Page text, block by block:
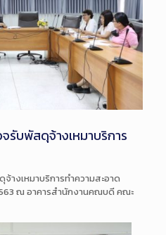
รับพัสดุจ้างเหมาบริการ
างเหมาบริการทำความสะอาด
ณ อาคารสำนักงานคณบดี คณะ